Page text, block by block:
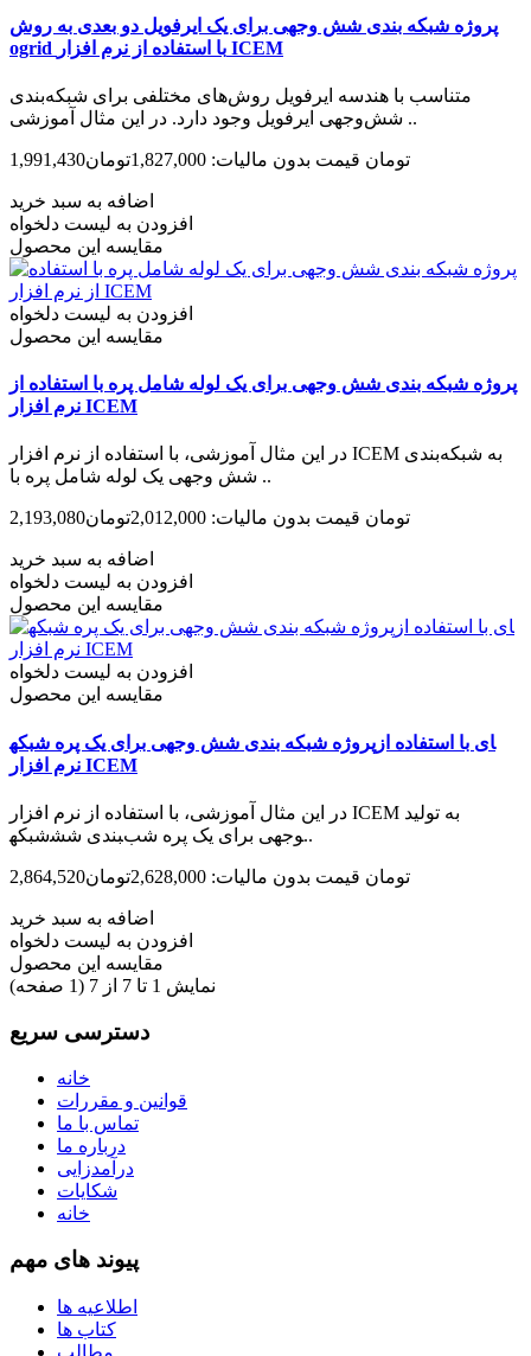
پروژه شبکه بندی شش وجهی برای یک ایرفویل دو بعدی به روش
ogrid با استفاده از نرم افزار ICEM
متناسب با هندسه ایرفویل روش‌های مختلفی برای شبکه‌بندی
شش‌وجهی ایرفویل وجود دارد. در این مثال آموزشی ..
1,991,430تومان قیمت بدون مالیات: 1,827,000تومان
اضافه به سبد خرید
افزودن به لیست دلخواه
مقایسه این محصول
افزودن به لیست دلخواه
مقایسه این محصول
پروژه شبکه بندی شش وجهی برای یک لوله شامل پره با استفاده از
نرم افزار ICEM
در این مثال آموزشی، با استفاده از نرم افزار ICEM به شبکه‌بندی
شش وجهی یک لوله شامل پره با ..
2,193,080تومان قیمت بدون مالیات: 2,012,000تومان
اضافه به سبد خرید
افزودن به لیست دلخواه
مقایسه این محصول
افزودن به لیست دلخواه
مقایسه این محصول
پروژه شبکه بندی شش وجهی برای یک پره شبکه‎ای با استفاده از
نرم افزار ICEM
در این مثال آموزشی، با استفاده از نرم افزار ICEM به تولید
شبکه‎بندی شش‎وجهی برای یک پره شب..
2,864,520تومان قیمت بدون مالیات: 2,628,000تومان
اضافه به سبد خرید
افزودن به لیست دلخواه
مقایسه این محصول
نمایش 1 تا 7 از 7 (1 صفحه)
دسترسی سریع
خانه
قوانین و مقررات
تماس با ما
درباره ما
درآمدزایی
شکایات
خانه
پیوند های مهم
اطلاعیه ها
کتاب ها
مطالب